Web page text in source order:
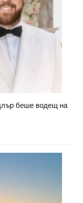
беше водещ на